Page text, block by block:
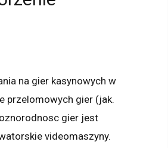
na gier kasynowych w
przelomowych gier (jak.
gier jest
videomaszyny.